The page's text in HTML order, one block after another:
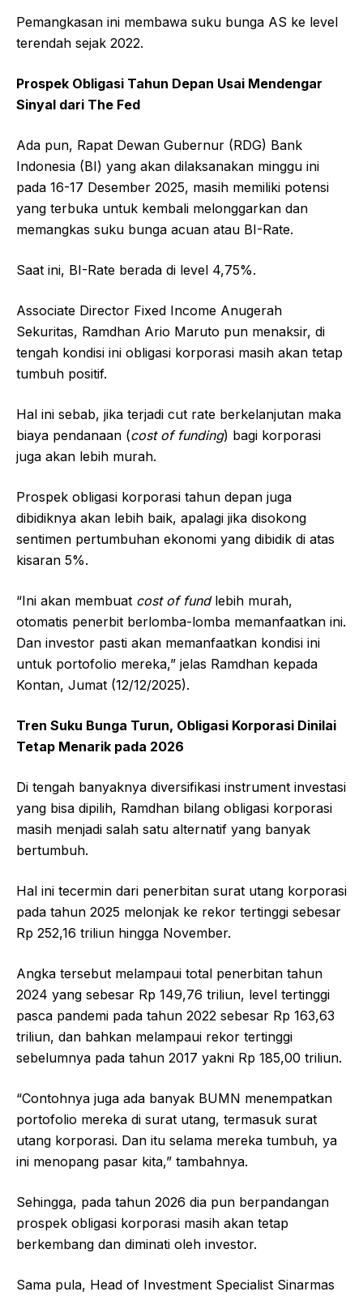
Pemangkasan ini membawa suku bunga AS ke level
terendah sejak 2022.
Prospek Obligasi Tahun Depan Usai Mendengar
Sinyal dari The Fed
Ada pun, Rapat Dewan Gubernur (RDG) Bank
Indonesia (BI) yang akan dilaksanakan minggu ini
pada 16-17 Desember 2025, masih memiliki potensi
yang terbuka untuk kembali melonggarkan dan
memangkas suku bunga acuan atau BI-Rate.
Saat ini, BI-Rate berada di level 4,75%.
Associate Director Fixed Income Anugerah
Sekuritas, Ramdhan Ario Maruto pun menaksir, di
tengah kondisi ini obligasi korporasi masih akan tetap
tumbuh positif.
Hal ini sebab, jika terjadi cut rate berkelanjutan maka
biaya pendanaan (cost of funding) bagi korporasi
juga akan lebih murah.
Prospek obligasi korporasi tahun depan juga
dibidiknya akan lebih baik, apalagi jika disokong
sentimen pertumbuhan ekonomi yang dibidik di atas
kisaran 5%.
“Ini akan membuat cost of fundlebih murah,
otomatis penerbit berlomba-lomba memanfaatkan ini.
Dan investor pasti akan memanfaatkan kondisi ini
untuk portofolio mereka,” jelas Ramdhan kepada
Kontan, Jumat (12/12/2025).
Tren Suku Bunga Turun, Obligasi Korporasi Dinilai
Tetap Menarik pada 2026
Di tengah banyaknya diversifikasi instrument investasi
yang bisa dipilih, Ramdhan bilang obligasi korporasi
masih menjadi salah satu alternatif yang banyak
bertumbuh.
Hal ini tecermin dari penerbitan surat utang korporasi
pada tahun 2025 melonjak ke rekor tertinggi sebesar
Rp 252,16 triliun hingga November.
Angka tersebut melampaui total penerbitan tahun
2024 yang sebesar Rp 149,76 triliun, level tertinggi
pasca pandemi pada tahun 2022 sebesar Rp 163,63
triliun, dan bahkan melampaui rekor tertinggi
sebelumnya pada tahun 2017 yakni Rp 185,00 triliun.
“Contohnya juga ada banyak BUMN menempatkan
portofolio mereka di surat utang, termasuk surat
utang korporasi. Dan itu selama mereka tumbuh, ya
ini menopang pasar kita,” tambahnya.
Sehingga, pada tahun 2026 dia pun berpandangan
prospek obligasi korporasi masih akan tetap
berkembang dan diminati oleh investor.
Sama pula, Head of Investment Specialist Sinarmas